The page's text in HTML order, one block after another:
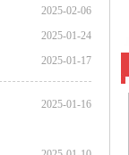
2025-02-06
2025-01-24
2025-01-17
2025-01-16